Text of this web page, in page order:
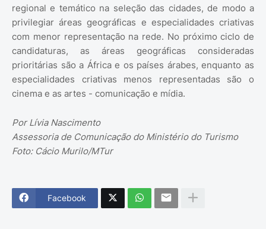
regional e temático na seleção das cidades, de modo a
privilegiar áreas geográficas e especialidades criativas
com menor representação na rede. No próximo ciclo de
candidaturas, as áreas geográficas consideradas
prioritárias são a África e os países árabes, enquanto as
especialidades criativas menos representadas são o
cinema e as artes - comunicação e mídia.
Por Lívia Nascimento
Assessoria de Comunicação do Ministério do Turismo
Foto: Cácio Murilo/MTur
Facebook